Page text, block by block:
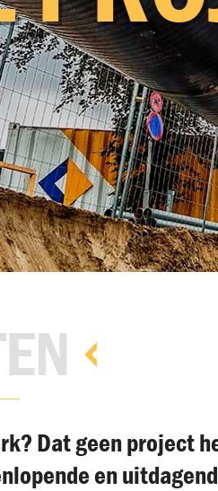
Dat geen project
en